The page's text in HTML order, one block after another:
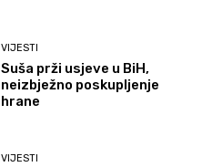
VIJESTI
Suša prži usjeve u BiH,
neizbježno poskupljenje
hrane
VIJESTI